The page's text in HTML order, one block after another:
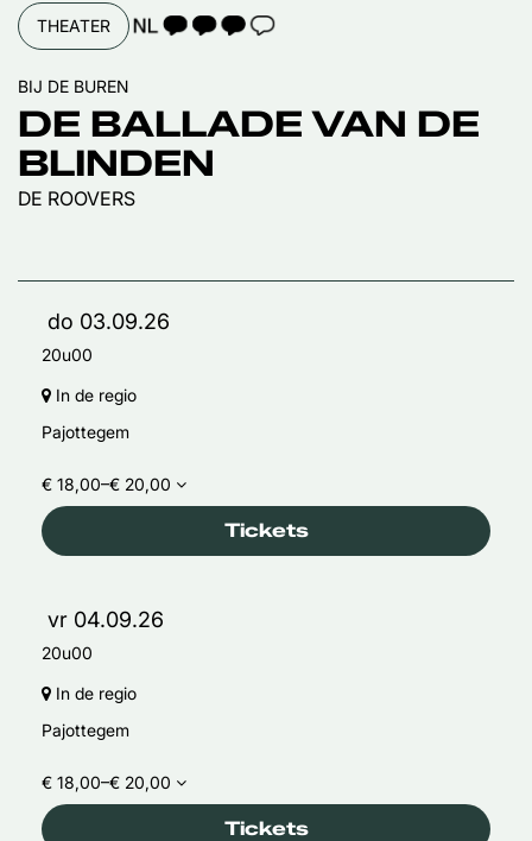
THEATER TAALICOON 3
DE BALLADE VAN DE
BLINDEN
DE ROOVERS
BIJ DE BUREN
do 03.09.26
20u00
In de regio
Pajottegem
€ 18,00–€ 20,00
Tickets
vr 04.09.26
20u00
In de regio
Pajottegem
€ 18,00–€ 20,00
Tickets